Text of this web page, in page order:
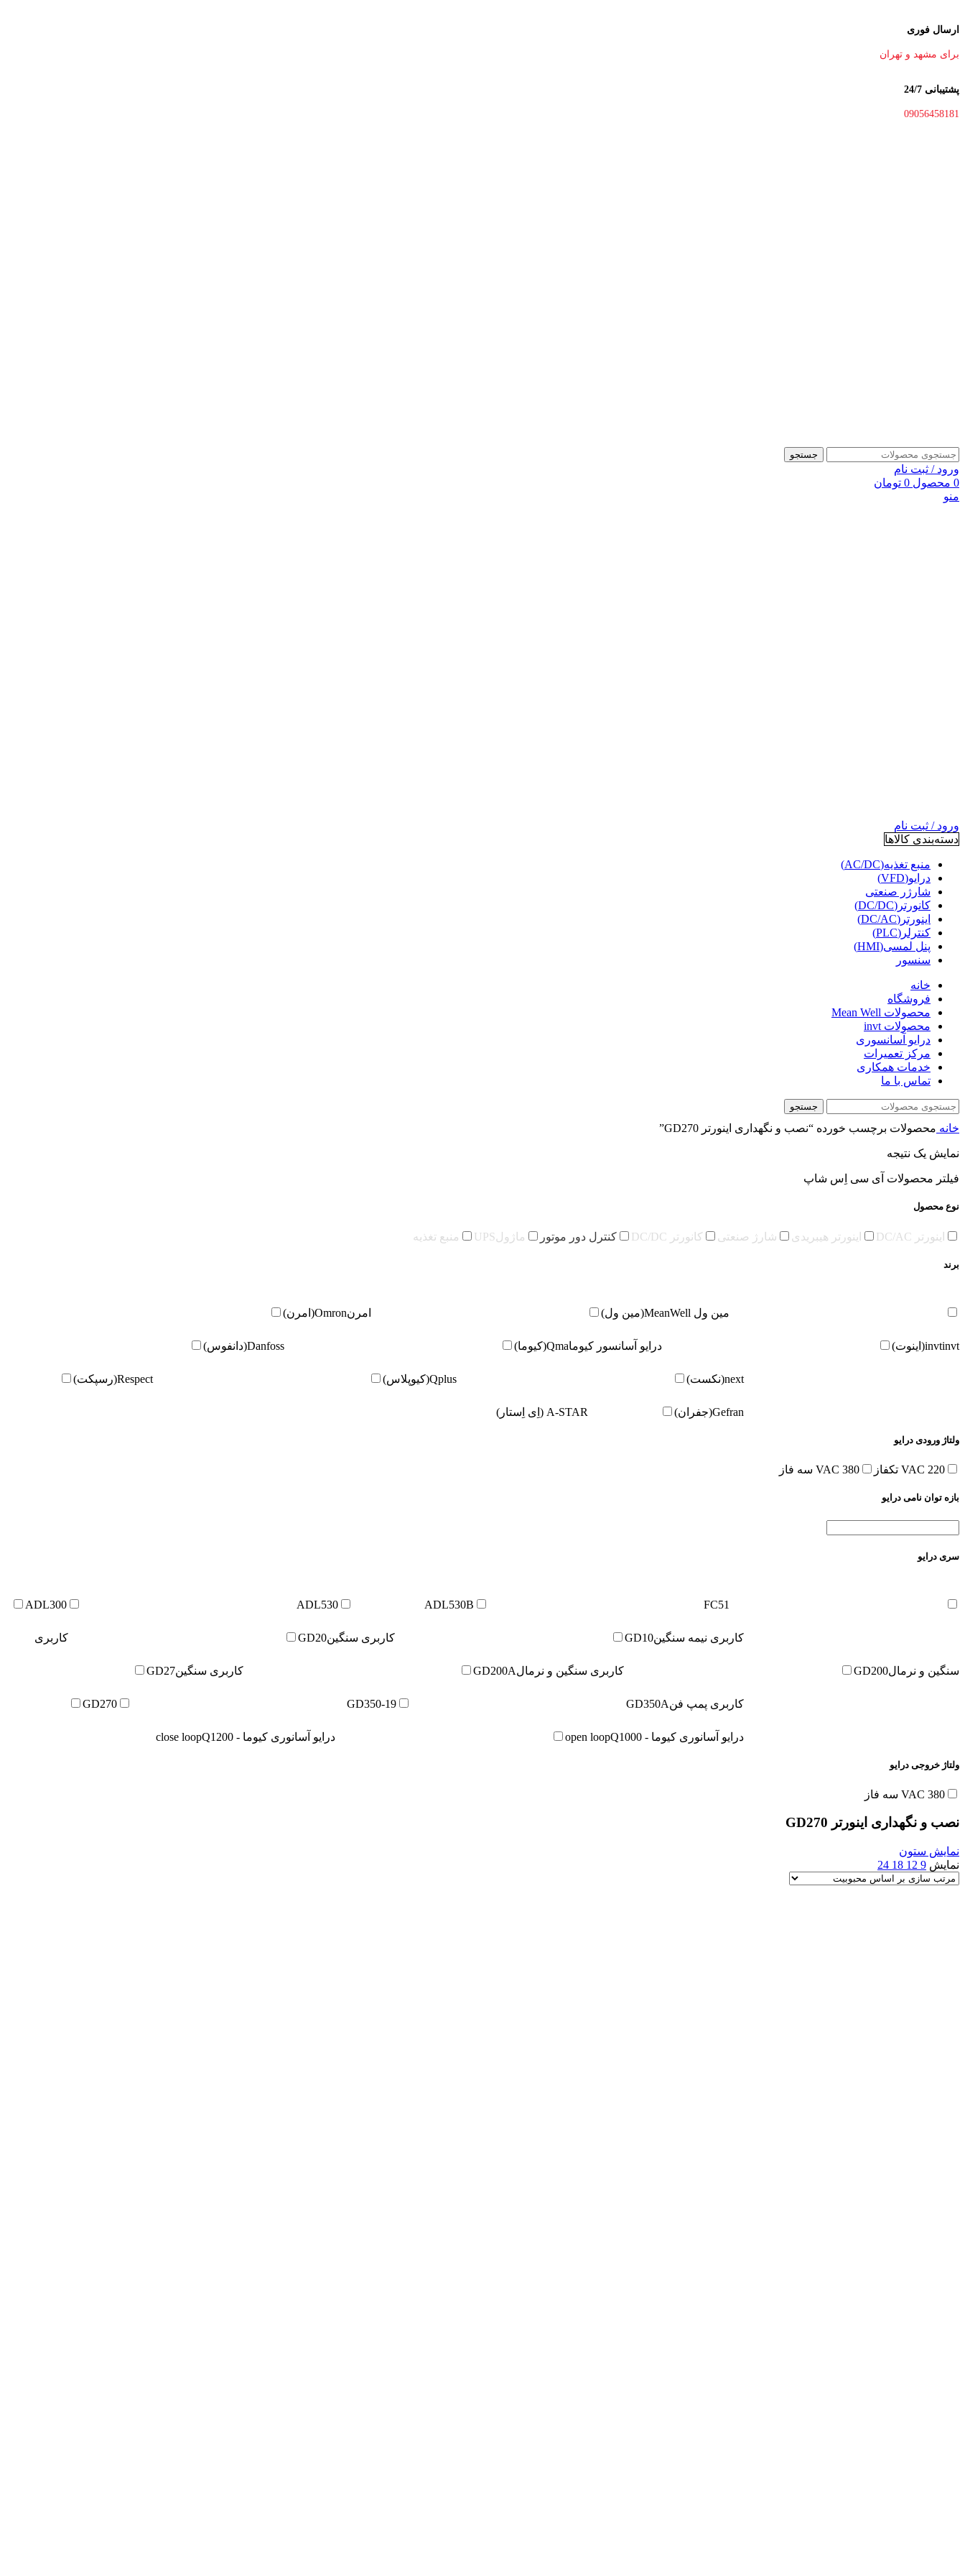
ارسال فوری
برای مشهد و تهران
پشتیبانی 24/7
09056458181
جستجو
ورود / ثبت نام
0 محصول 0 تومان
منو
ورود / ثبت نام
دسته‌بندی کالاها
منبع تغذیه(AC/DC)
درایو(VFD)
شارژر صنعتی
کانورتر(DC/DC)
اینورتر(DC/AC)
کنترلر(PLC)
پنل لمسی(HMI)
سنسور
خانه
فروشگاه
محصولات Mean Well
محصولات invt
درایو آسانسوری
مرکز تعمیرات
خدمات همکاری
تماس با ما
جستجو
خانه محصولات برچسب خورده “نصب و نگهداری اینورتر GD270”
نمایش یک نتیجه
فیلتر محصولات آی سی اِس شاپ
نوع محصول
اینورتر DC/AC اینورتر هیبریدی شارژ صنعتی کانورتر DC/DC کنترل دور موتور ماژولUPS منبع تغذیه
برند
مین ول MeanWell(مین ول) امرنOmron(امرن)
invtinvt(اینوت) درایو آسانسور کیوماQma(کیوما) Danfoss(دانفوس)
next(نکست) Qplus(کیوپلاس) Respect(رسپکت)
Gefran(جفران) A-STAR (اِی اِستار)
ولتاژ ورودی درایو
220 VAC تکفاز 380 VAC سه فاز
بازه توان نامی درایو
سری درایو
ADL300 ADL530 ADL530B FC51
کاربری نیمه سنگینGD10 کاربری سنگینGD20 کاربری
سنگین و نرمالGD200 کاربری سنگین و نرمالGD200A کاربری سنگینGD27
کاربری پمپ فن GD270 GD350-19 GD350A
درایو آسانوری کیوما - open loop Q1000 درایو آسانوری کیوما - close loop Q1200
ولتاژ خروجی درایو
380 VAC سه فاز
نصب و نگهداری اینورتر GD270
نمایش ستون
نمایش 9
12
18
24